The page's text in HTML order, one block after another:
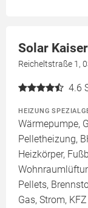
Solar
Reicheltstraße 1,
4.6
HEIZUNG
Wärmepumpe,
Pelletheizung,
Heizkörper,
Pellets,
Gas, Strom,